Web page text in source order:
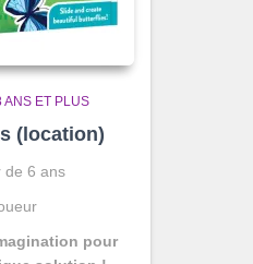
ANS ET PLUS
(location)
de 6 ans
pour